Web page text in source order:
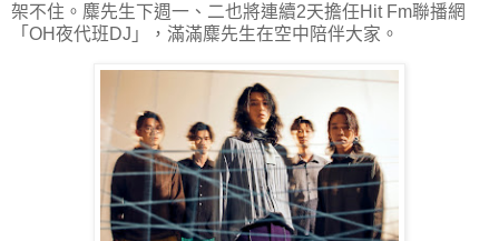
架不住。麋先生下週一、二也將連續2天擔任Hit Fm聯播網
「OH夜代班DJ」，滿滿麋先生在空中陪伴大家。